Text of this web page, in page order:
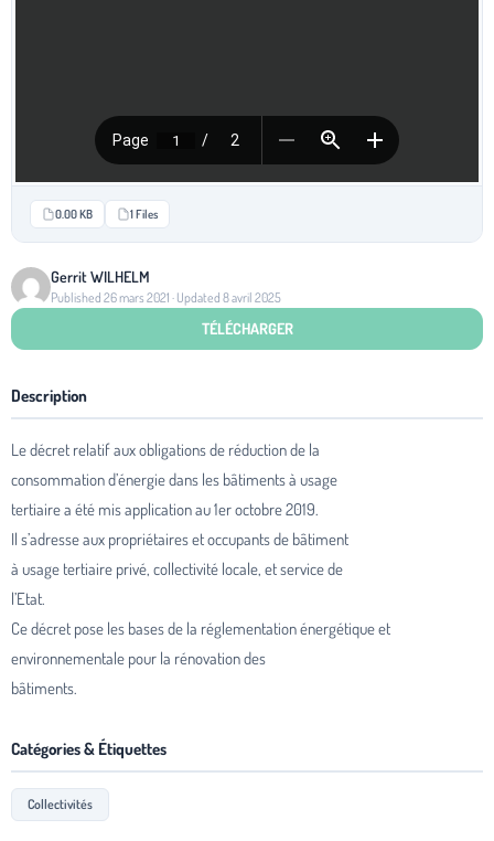
0.00 KB 1 Files
Gerrit WILHELM
Published 26 mars 2021 · Updated 8 avril 2025
TÉLÉCHARGER
Description
Le décret relatif aux obligations de réduction de la
consommation d’énergie dans les bâtiments à usage
tertiaire a été mis application au 1er octobre 2019.
Il s’adresse aux propriétaires et occupants de bâtiment
à usage tertiaire privé, collectivité locale, et service de
l’Etat.
Ce décret pose les bases de la réglementation énergétique et
environnementale pour la rénovation des
bâtiments.
Catégories & Étiquettes
Collectivités